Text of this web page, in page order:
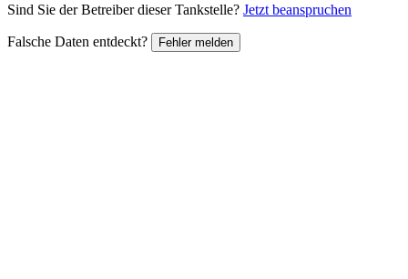
Sind Sie der Betreiber dieser Tankstelle? Jetzt beanspruchen
Falsche Daten entdeckt? Fehler melden